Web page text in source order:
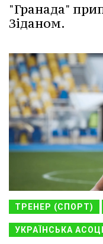
"Гранада"
Зіданом.
ТРЕНЕР (СПОРТ)
УКРАЇНСЬКА